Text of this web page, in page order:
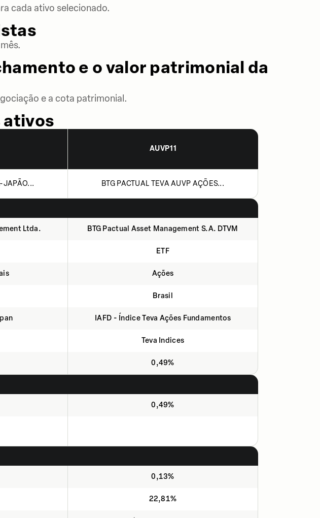
cada ativo selecionado.
e o valor patrimonial da
e a cota patrimonial.
ativos
AUVP11
JAPÃO... BTG PACTUAL TEVA AUVP AÇÕES...
Ltda. BTG Pactual Asset Management S.A. DTVM
ETF
Ações
Brasil
IAFD - Índice Teva Ações Fundamentos
Teva Indices
0,49%
0,49%
0,13%
22,81%